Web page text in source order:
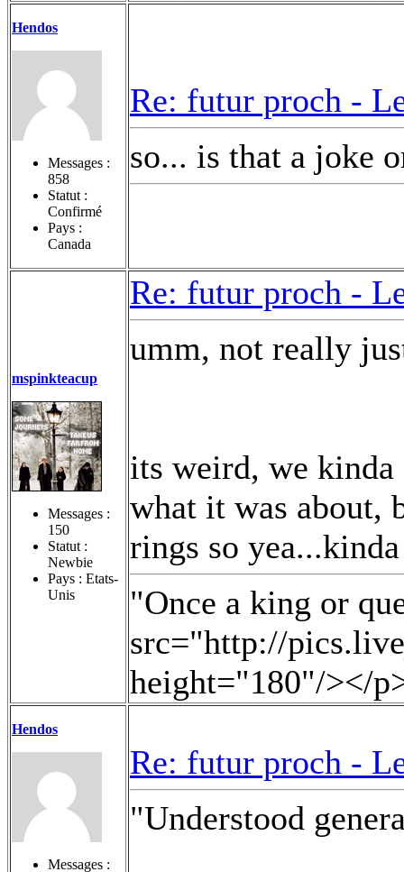
Hendos
Messages :
858
Statut :
Confirmé
Pays :
Canada
Re: futur proch -
so... is that a joke
mspinkteacup
Messages :
150
Statut :
Newbie
Pays : Etats-
Unis
Re: futur proch -
umm, not really
its weird, we
what it was about,
rings so
"Once a king or
src="http://
height="180"/></
Hendos
Messages :
Re: futur proch -
"Understood